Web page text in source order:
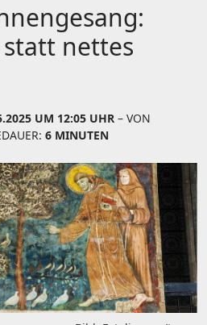
nettes
UM 12:05 UHR – VON
6 MINUTEN